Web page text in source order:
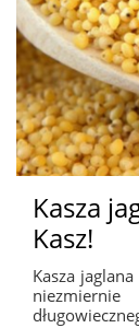
Kasza
Kasz!
Kasza
niezmiernie